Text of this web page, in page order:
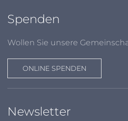
Spenden
Wollen Sie unsere
ONLINE SPENDEN
Newsletter